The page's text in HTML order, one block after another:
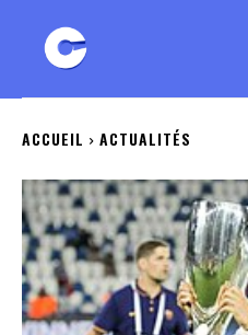
ACCUEIL ACTUALITÉS